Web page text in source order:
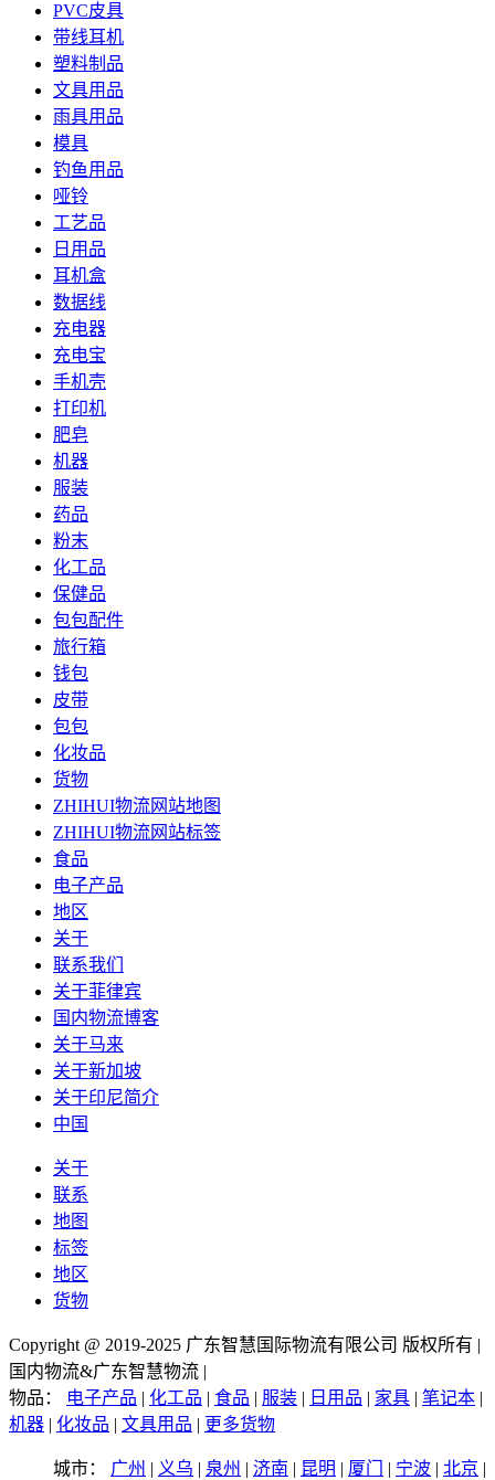
PVC皮具
带线耳机
塑料制品
文具用品
雨具用品
模具
钓鱼用品
哑铃
工艺品
日用品
耳机盒
数据线
充电器
充电宝
手机壳
打印机
肥皂
机器
服装
药品
粉末
化工品
保健品
包包配件
旅行箱
钱包
皮带
包包
化妆品
货物
ZHIHUI物流网站地图
ZHIHUI物流网站标签
食品
电子产品
地区
关于
联系我们
关于菲律宾
国内物流博客
关于马来
关于新加坡
关于印尼简介
中国
关于
联系
地图
标签
地区
货物
Copyright @ 2019-2025 广东智慧国际物流有限公司 版权所有 |
国内物流&广东智慧物流 |
物品：
电子产品 | 化工品 | 食品 | 服装 | 日用品 | 家具 | 笔记本 |
机器 | 化妆品 | 文具用品 | 更多货物
城市： 广州 | 义乌 | 泉州 | 济南 | 昆明 | 厦门 | 宁波 | 北京 |